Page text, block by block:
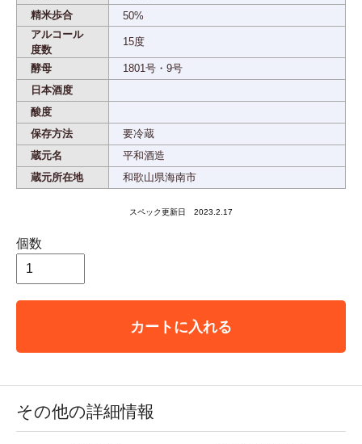
精米歩合
50%
アルコール
度数
15度
酵母
1801号・9号
日本酒度
酸度
保存方法
要冷蔵
蔵元名
平和酒造
蔵元所在地
和歌山県海南市
スペック更新日 2023.2.17
個数
カートに入れる
その他の詳細情報